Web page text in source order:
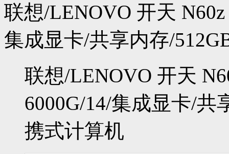
联想/LENOVO 开天
集成显卡/共享内存/
联想/LENOVO 开天
6000G/14/集成显卡/共
携式计算机